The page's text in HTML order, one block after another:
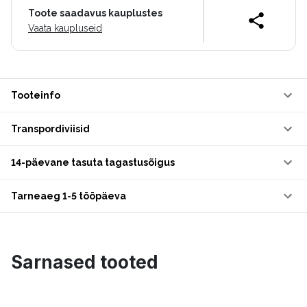
Toote saadavus kauplustes
Vaata kaupluseid
Tooteinfo
Transpordiviisid
14-päevane tasuta tagastusõigus
Tarneaeg 1-5 tööpäeva
Sarnased tooted